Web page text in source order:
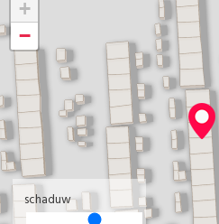
+
−
schaduw